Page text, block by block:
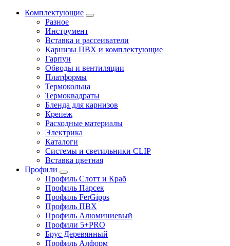
Комплектующие
Разное
Инструмент
Вставка и рассеиватели
Карнизы ПВХ и комплектующие
Гарпун
Обводы и вентиляции
Платформы
Термокольца
Термоквадраты
Бленда для карнизов
Крепеж
Расходные материалы
Электрика
Каталоги
Системы и светильники CLIP
Вставка цветная
Профили
Профиль Слотт и Краб
Профиль Парсек
Профиль FerGipps
Профиль ПВХ
Профиль Алюминиевый
Профили 5+PRO
Брус Деревянный
Профиль Алформ